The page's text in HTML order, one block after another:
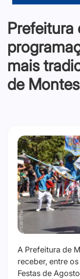
Prefeitura
mais
de
A Prefeitura de
receber, entre os
Festas de